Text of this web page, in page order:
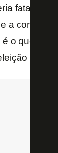
fatal.
a construir
o que